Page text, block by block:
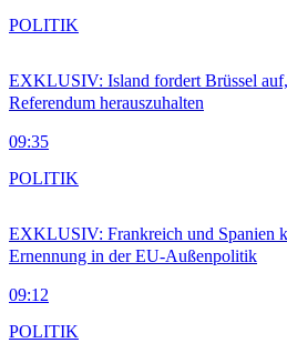
EXKLUSIV: Island fordert Brüssel
Referendum herauszuhalten
09:35
POLITIK
EXKLUSIV: Frankreich und Spanien
Ernennung in der EU-Außenpolitik
09:12
POLITIK
POLITIK